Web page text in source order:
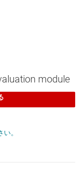
module
。